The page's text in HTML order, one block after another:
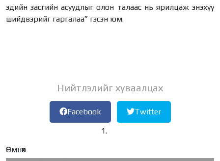
эдийн засгийн асуудлыг олон талаас нь ярилцаж энэхүү
шийдвэрийг гаргалаа” гэсэн юм.
Нийтлэлийг хуваалцах
Facebook Twitter
Өмнөх